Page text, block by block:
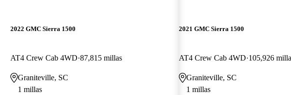
2022 GMC Sierra 1500
AT4 Crew Cab 4WD 87,815 millas
Graniteville, SC
1 millas
2021 GMC Sierra 1500
AT4 Crew Cab 4WD 105,926
Graniteville, SC
1 millas